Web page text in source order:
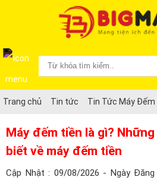
Trang chủ Tin tức Tin Tức Máy Đếm
Máy đếm tiền là gì?
biết về máy đếm tiền
Cập Nhật : 09/08/2026 - Ngày